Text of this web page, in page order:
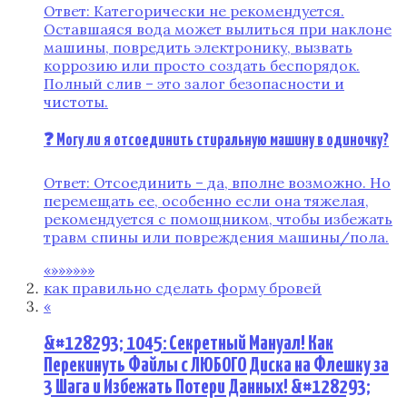
Ответ: Категорически не рекомендуется.
Оставшаяся вода может вылиться при наклоне
машины, повредить электронику, вызвать
коррозию или просто создать беспорядок.
Полный слив – это залог безопасности и
чистоты.
❓ Могу ли я отсоединить стиральную машину в одиночку?
Ответ: Отсоединить – да, вполне возможно. Но
перемещать ее, особенно если она тяжелая,
рекомендуется с помощником, чтобы избежать
травм спины или повреждения машины/пола.
«»»»»»»
как правильно сделать форму бровей
«
&#128293; 1045: Секретный Мануал! Как
Перекинуть Файлы с ЛЮБОГО Диска на Флешку за
3 Шага и Избежать Потери Данных! &#128293;